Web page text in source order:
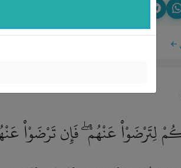
لِتَرْضَوْا۟ عَنْهُمْ ۖ فَإِن تَرْضَوْا۟